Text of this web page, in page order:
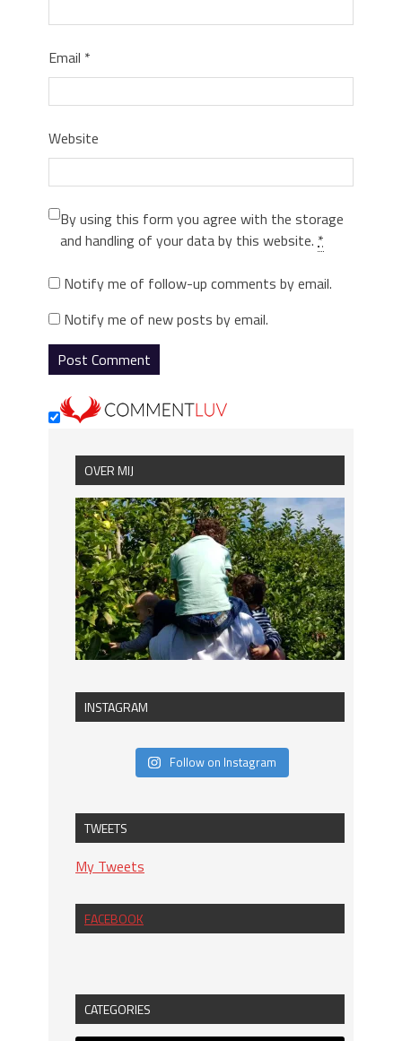
Email *
Website
By using this form you agree with the storage
and handling of your data by this website. *
Notify me of follow-up comments by email.
Notify me of new posts by email.
OVER MIJ
INSTAGRAM
Follow on Instagram
TWEETS
My Tweets
FACEBOOK
CATEGORIES